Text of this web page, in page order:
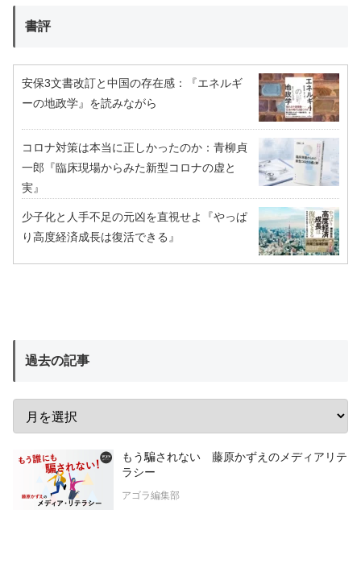
書評
安保3文書改訂と中国の存在感：『エネルギ
ーの地政学』を読みながら
コロナ対策は本当に正しかったのか：青柳貞
一郎『臨床現場からみた新型コロナの虚と
実』
少子化と人手不足の元凶を直視せよ『やっぱ
り高度経済成長は復活できる』
過去の記事
もう騙されない 藤原かずえのメディアリテ
ラシー
アゴラ編集部